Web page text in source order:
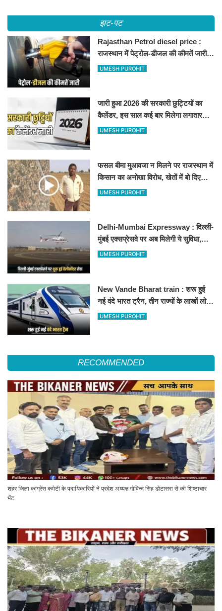
झट-पट
Rajasthan Petrol diesel price :
राजस्थान में पेट्रोल-डीजल की कीमतें जारी,
जानिए बीकानेर समेत पुरे प्रदेश में नए रेट
UMESH PUROHIT
जारी हुआ 2026 की सरकारी छुट्टियों का
कैलेंडर, इस साल कई बार मिलेगा लगातार
अवकाश, देखें
UMESH PUROHIT
फसल बीमा मुआवजा न मिलने पर राजस्थान में
किसान का अनोखा विरोध, खेतों में बो दिए
500-500 रुपए के नोट, वीडियो वायरल
UMESH PUROHIT
Delhi-Mumbai Expressway : दिल्ली-
मुंबई एक्सप्रेसवे पर अब मिलेगी ये सुविधा,
हेलीकॉप्टर सर्विस से तुरंत घायल पहुंचेगा
UMESH PUROHIT
New Vande Bharat train : शरू हुई
नई वंदे भारत ट्रैन, तीन राज्यों के लाखों लोगों
का सफर होगा आसान, देखें पूरा रूटमैप
UMESH PUROHIT
RECOMMENDED
शहर जिला कांग्रेस कमेटी के पदाधिकारियों ने प्रदेश अध्यक्ष गोविन्द सिंह डोटासरा से की शिष्टाचार
भेंट